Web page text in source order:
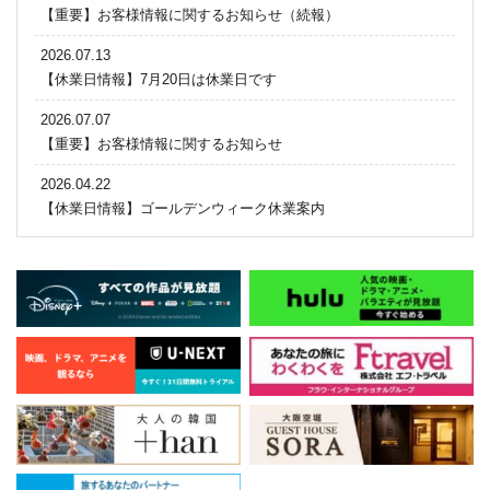
【重要】お客様情報に関するお知らせ（続報）
2026.07.13
【休業日情報】7月20日は休業日です
2026.07.07
【重要】お客様情報に関するお知らせ
2026.04.22
【休業日情報】ゴールデンウィーク休業案内